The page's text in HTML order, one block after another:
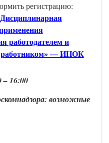
регистрацию:
работодателем и
работником» — ИНОК
–16:00
возможные